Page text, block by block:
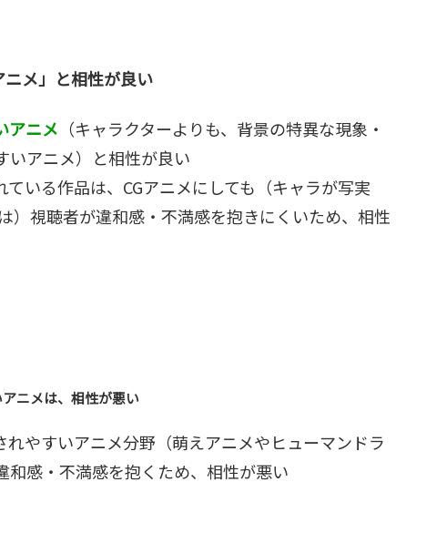
ニメ」と相性が良い
アニメ （キャラクターよりも、背景の特異な現象・
いアニメ）と相性が良い
いる作品は、CGアニメにしても（キャラが写実
）視聴者が違和感・不満感を抱きにくいため、相性
ニメは、相性が悪い
やすいアニメ分野（萌えアニメやヒューマンドラ
和感・不満感を抱くため、相性が悪い